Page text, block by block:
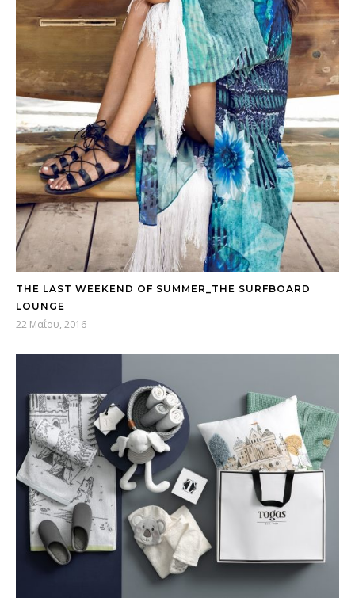
THE LAST WEEKEND OF SUMMER_THE SURFBOARD
LOUNGE
22 Μαΐου, 2016